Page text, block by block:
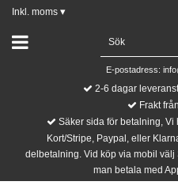
Inkl. moms ▾
E-postadress:
2-6 dagar
Frakt
Säker sida för betalning,
Kort/Stripe, Paypal, eller
delbetalning. Vid köp via mobil
man betala med